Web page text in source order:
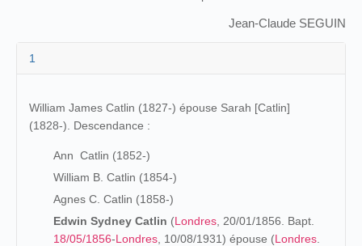
Jean-Claude SEGUIN
1
William James Catlin (1827-) épouse Sarah [Catlin]
(1828-). Descendance :
Ann Catlin (1852-)
William B. Catlin (1854-)
Agnes C. Catlin (1858-)
Edwin Sydney Catlin (Londres , 20/01/1856. Bapt.
18/05/1856-Londres , 10/08/1931) épouse (Londres